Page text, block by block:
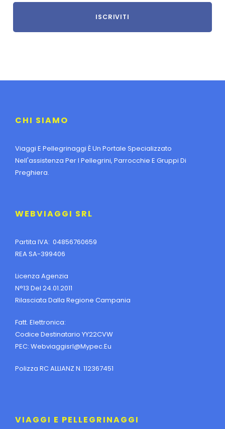
CHI SIAMO
Viaggi E Pellegrinaggi È Un Portale Specializzato
Nell'assistenza Per I Pellegrini, Parrocchie E Gruppi Di
Preghiera.
WEBVIAGGI SRL
Partita IVA: 04856760659
REA SA-399406
Licenza Agenzia
N°13 Del 24.01.2011
Rilasciata Dalla Regione Campania
Fatt. Elettronica:
Codice Destinatario YY22CVW
PEC: Webviaggisrl@mypec.eu
Polizza RC ALLIANZ N. 112367451
VIAGGI E PELLEGRINAGGI